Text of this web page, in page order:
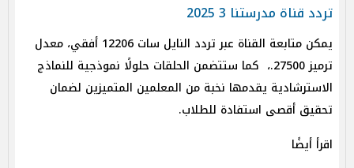
تردد قناة مدرستنا 3 2025
يمكن متابعة القناة عبر تردد النايل سات 12206 أفقي، معدل
ترميز 27500.، كما ستتضمن الحلقات حلولًا نموذجية للنماذج
الاسترشادية يقدمها نخبة من المعلمين المتميزين لضمان
تحقيق أقصى استفادة للطلاب.
اقرأ أيضًا